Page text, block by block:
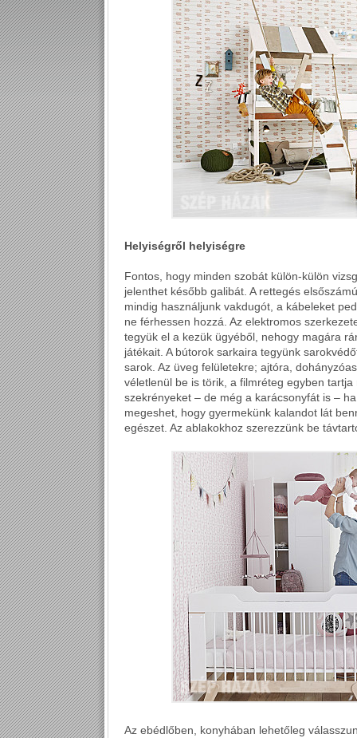
Helyiségről helyiségre
Fontos, hogy minden szobát külön-külön
jelenthet később galibát. A rettegés
mindig használjunk vakdugót, a kábeleket
ne férhessen hozzá. Az elektromos
tegyük el a kezük ügyéből, nehogy magára
játékait. A bútorok sarkaira tegyünk
sarok. Az üveg felületekre; ajtóra,
véletlenül be is törik, a filmréteg egyben
szekrényeket – de még a karácsonyfát is –
megeshet, hogy gyermekünk kalandot lát
egészet. Az ablakokhoz szerezzünk be
Az ebédlőben, konyhában lehetőleg